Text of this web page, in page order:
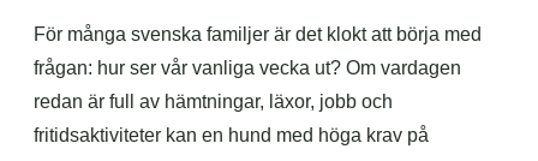
För många svenska familjer är det klokt att börja med
frågan: hur ser vår vanliga vecka ut? Om vardagen
redan är full av hämtningar, läxor, jobb och
fritidsaktiviteter kan en hund med höga krav på